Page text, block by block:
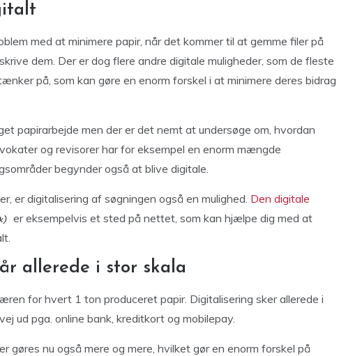
med at minimere papir, når det kommer til at gemme filer på
dem. Der er dog flere andre digitale muligheder, som de fleste
på, som kan gøre en enorm forskel i at minimere deres bidrag
papirarbejde men der er det nemt at undersøge om, hvordan
og revisorer har for eksempel en enorm mængde
begynder også at blive digitale.
er digitalisering af søgningen også en mulighed. Den digitale
er eksempelvis et sted på nettet, som kan hjælpe dig med at
allerede i stor skala
for hvert 1 ton produceret papir. Digitalisering sker allerede i
ud pga. online bank, kreditkort og mobilepay.
gøres nu også mere og mere, hvilket gør en enorm forskel på